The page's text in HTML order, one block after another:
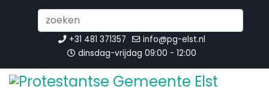
...
+31 481 371357
info@pg-elst.nl
dinsdag-vrijdag 09:00 - 12:00